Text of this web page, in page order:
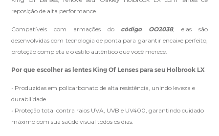
Clique aquie peça ajuda dos nossos especialistas.
reposição de alta performance.
Compatíveis com armações do código OO2038, elas são
desenvolvidas com tecnologia de ponta para garantir encaixe perfeito,
proteção completa e o estilo autêntico que você merece.
Por que escolher as lentes King Of Lenses para seu Holbrook LX
• Produzidas em policarbonato de alta resistência, unindo leveza e
durabilidade.
• Proteção total contra raios UVA, UVB e UV400, garantindo cuidado
máximo com sua saúde visual todos os dias.